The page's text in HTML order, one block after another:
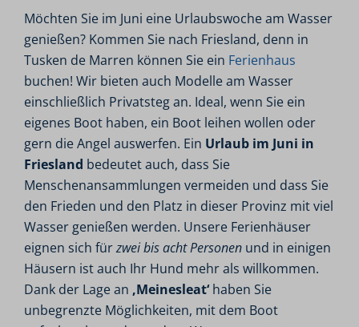
Möchten Sie im Juni eine Urlaubswoche am Wasser
genießen? Kommen Sie nach Friesland, denn in
Tusken de Marren können Sie ein Ferienhaus
buchen! Wir bieten auch Modelle am Wasser
einschließlich Privatsteg an. Ideal, wenn Sie ein
eigenes Boot haben, ein Boot leihen wollen oder
gern die Angel auswerfen. Ein Urlaub im Juni in
Friesland bedeutet auch, dass Sie
Menschenansammlungen vermeiden und dass Sie
den Frieden und den Platz in dieser Provinz mit viel
Wasser genießen werden. Unsere Ferienhäuser
eignen sich fürzwei bis acht Personen und in einigen
Häusern ist auch Ihr Hund mehr als willkommen.
Dank der Lage an ,Meinesleat‘haben Sie
unbegrenzte Möglichkeiten, mit dem Boot